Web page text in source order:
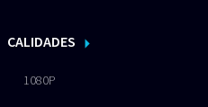
CALIDADES
1080P